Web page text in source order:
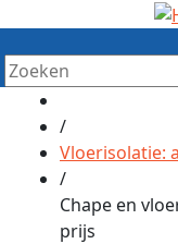
/
Vloerisolatie:
/
Chape en
prijs